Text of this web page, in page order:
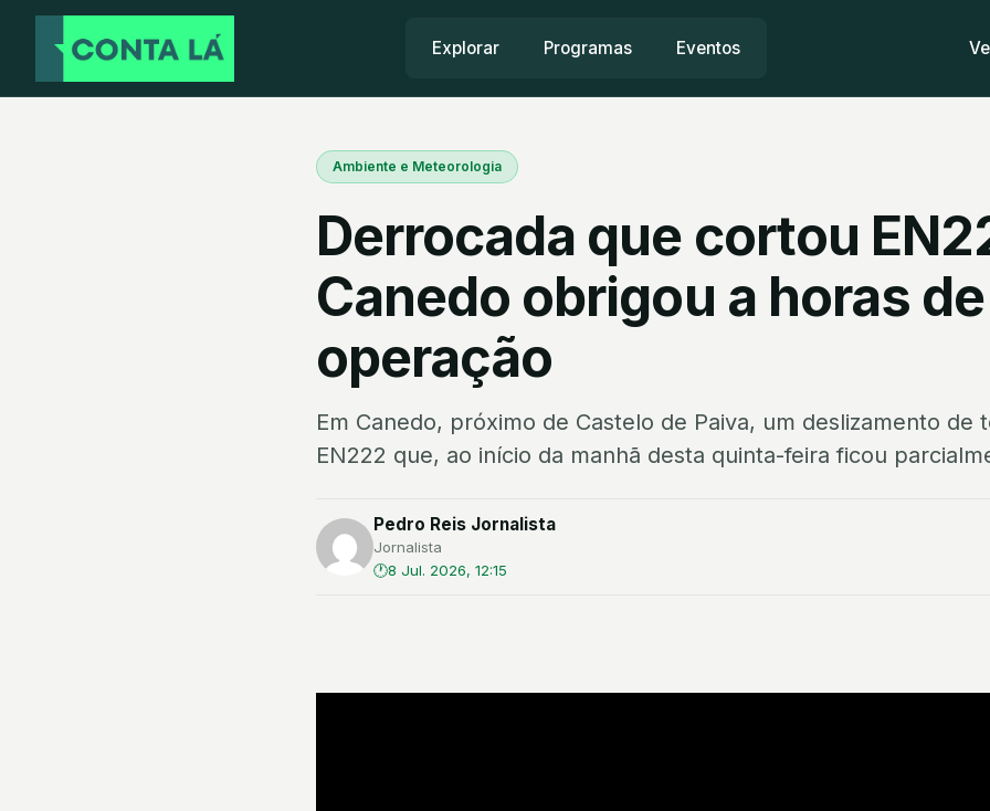
Explorar Programas Eventos
Ambiente e Meteorologia
Derrocada que cortou
Canedo obrigou a horas de
operação
Em Canedo, próximo de Castelo de Paiva, um deslizamento de
EN222 que, ao início da manhã desta quinta-feira ficou
Pedro Reis Jornalista
Jornalista
8 Jul. 2026, 12:15